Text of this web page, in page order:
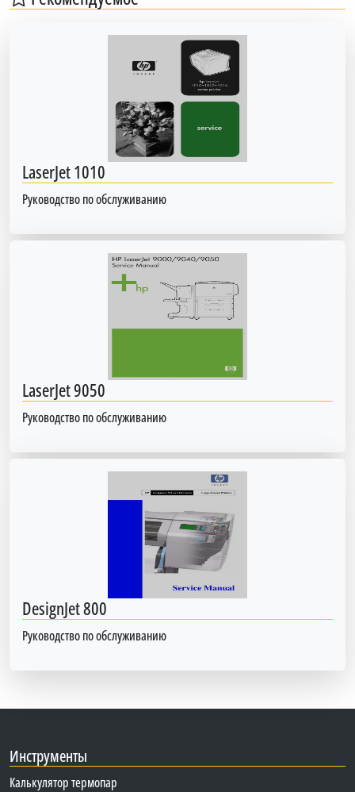
LaserJet 1010
Руководство по обслуживанию
LaserJet 9050
Руководство по обслуживанию
DesignJet 800
Руководство по обслуживанию
Инструменты
Калькулятор термопар